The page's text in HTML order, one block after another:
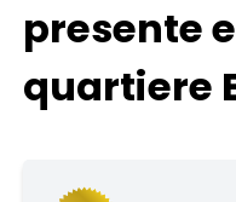
presente
quartiere